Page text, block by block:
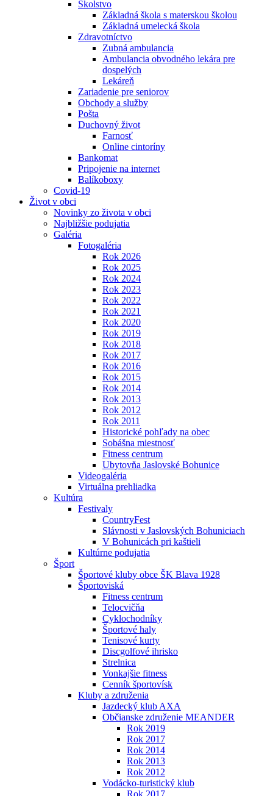
Školstvo
Základná škola s materskou školou
Základná umelecká škola
Zdravotníctvo
Zubná ambulancia
Ambulancia obvodného lekára pre
dospelých
Lekáreň
Zariadenie pre seniorov
Obchody a služby
Pošta
Duchovný život
Farnosť
Online cintoríny
Bankomat
Pripojenie na internet
Balíkoboxy
Covid-19
Život v obci
Novinky zo života v obci
Najbližšie podujatia
Galéria
Fotogaléria
Rok 2026
Rok 2025
Rok 2024
Rok 2023
Rok 2022
Rok 2021
Rok 2020
Rok 2019
Rok 2018
Rok 2017
Rok 2016
Rok 2015
Rok 2014
Rok 2013
Rok 2012
Rok 2011
Historické pohľady na obec
Sobášna miestnosť
Fitness centrum
Ubytovňa Jaslovské Bohunice
Videogaléria
Virtuálna prehliadka
Kultúra
Festivaly
CountryFest
Slávnosti v Jaslovských Bohuniciach
V Bohunicách pri kaštieli
Kultúrne podujatia
Šport
Športové kluby obce ŠK Blava 1928
Športoviská
Fitness centrum
Telocvičňa
Cyklochodníky
Športové haly
Tenisové kurty
Discgolfové ihrisko
Strelnica
Vonkajšie fitness
Cenník športovísk
Kluby a združenia
Jazdecký klub AXA
Občianske združenie MEANDER
Rok 2019
Rok 2017
Rok 2014
Rok 2013
Rok 2012
Vodácko-turistický klub
Rok 2017